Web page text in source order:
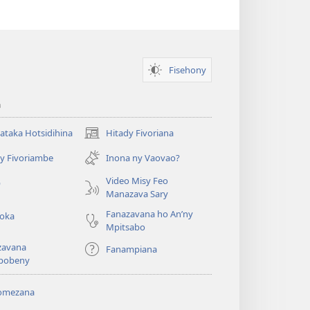
Fisehony
Hotsidihina Hitady Fivoriana
(manokatra
rohy)
Fivoriambe
Inona ny Vaovao?
Video Misy Feo
Manazava Sary
Fanazavana ho An’ny
Mpitsabo
Fanampiana